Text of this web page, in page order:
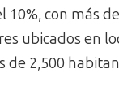
10%, con más
ubicados en
de 2,500